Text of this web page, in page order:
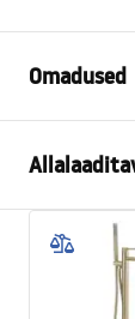
Omadused
Paigaldusviis
Värv
Vooliku tüüp